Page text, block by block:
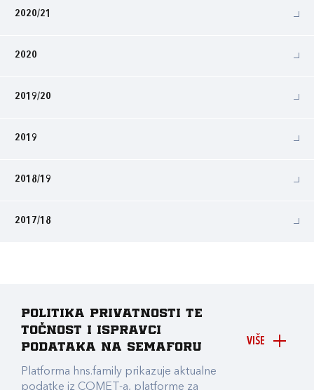
2020/21
2020
2019/20
2019
2018/19
2017/18
VIŠE
Politika privatnosti te
točnost i ispravci
podataka na Semaforu
Platforma hns.family prikazuje aktualne
podatke iz COMET-a, platforme za